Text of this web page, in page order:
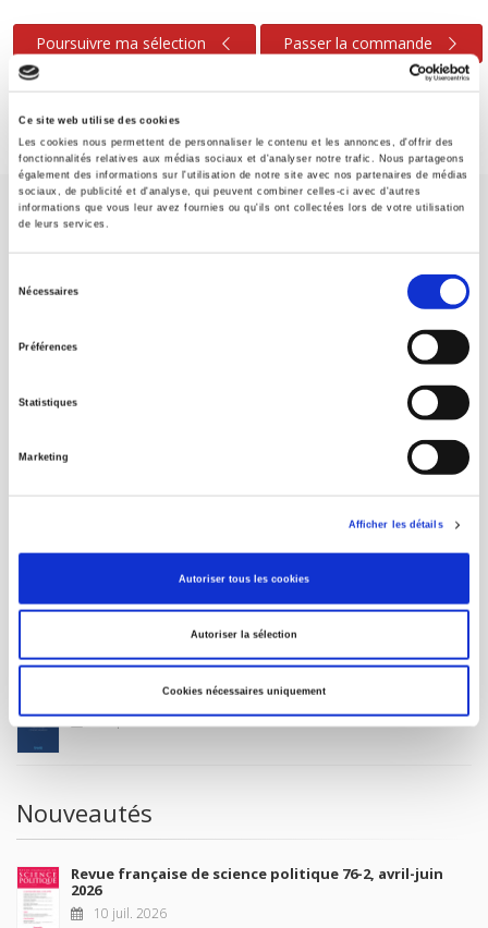
Ce site web utilise des cookies
Les cookies nous permettent de personnaliser le contenu et les annonces, d'offrir des
fonctionnalités relatives aux médias sociaux et d'analyser notre trafic. Nous partageons
également des informations sur l'utilisation de notre site avec nos partenaires de médias
sociaux, de publicité et d'analyse, qui peuvent combiner celles-ci avec d'autres
informations que vous leur avez fournies ou qu'ils ont collectées lors de votre utilisation
de leurs services.
Nécessaires
Préférences
Statistiques
Marketing
Afficher les détails
Autoriser tous les cookies
Autoriser la sélection
Cookies nécessaires uniquement
Poursuivre ma sélection Passer la commande
Maison d'édition dédiée aux sciences humaines et sociales, les
Presses de Sciences Po participent depuis leur création en 1976
à la transmission des savoirs et des idées
FOREIGN RIGHTS
POUR LES LIBRAIRES
MON COMPTE
La France et l'Union européenne
4 sept. 2026
Nouveautés
Revue française de science politique 76-2, avril-juin
2026
10 juil. 2026